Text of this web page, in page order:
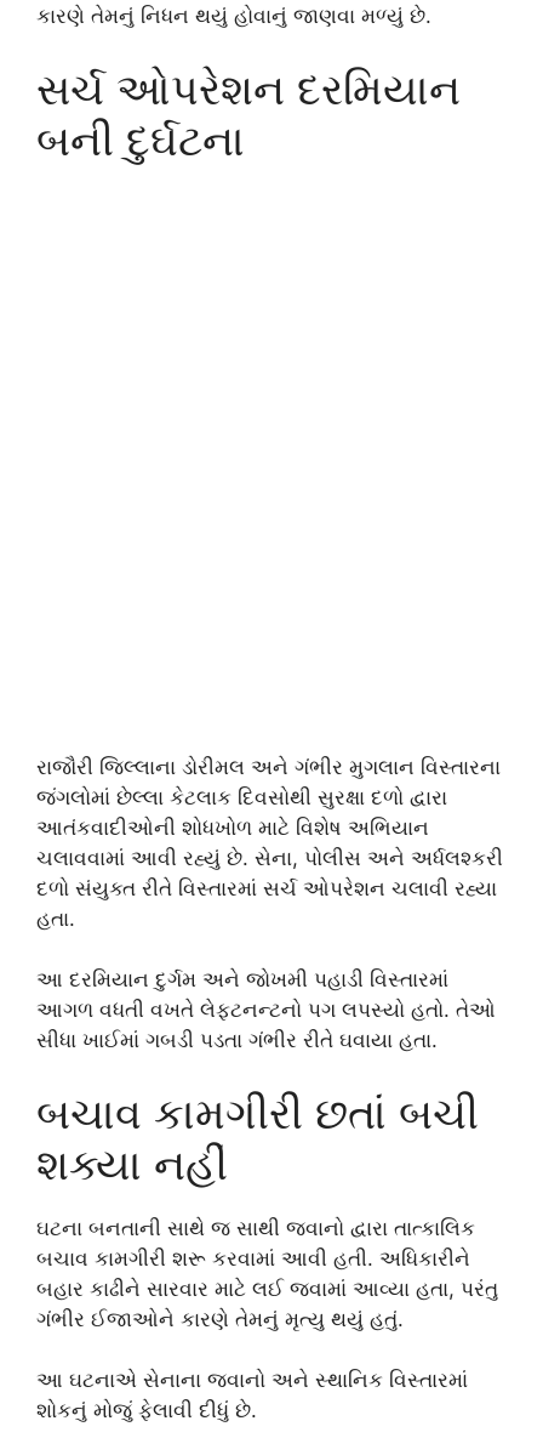
કારણે તેમનું નિધન થયું હોવાનું જાણવા મળ્યું છે.
સર્ચ ઓપરેશન દરમિયાન
બની દુર્ઘટના
રાજૌરી જિલ્લાના ડોરીમલ અને ગંભીર મુગલાન વિસ્તારના
જંગલોમાં છેલ્લા કેટલાક દિવસોથી સુરક્ષા દળો દ્વારા
આતંકવાદીઓની શોધખોળ માટે વિશેષ અભિયાન
ચલાવવામાં આવી રહ્યું છે. સેના, પોલીસ અને અર્ધલશ્કરી
દળો સંયુક્ત રીતે વિસ્તારમાં સર્ચ ઓપરેશન ચલાવી રહ્યા
હતા.
આ દરમિયાન દુર્ગમ અને જોખમી પહાડી વિસ્તારમાં
આગળ વધતી વખતે લેફ્ટનન્ટનો પગ લપસ્યો હતો. તેઓ
સીધા ખાઈમાં ગબડી પડતા ગંભીર રીતે ઘવાયા હતા.
બચાવ કામગીરી છતાં બચી
શક્યા નહીં
ઘટના બનતાની સાથે જ સાથી જવાનો દ્વારા તાત્કાલિક
બચાવ કામગીરી શરૂ કરવામાં આવી હતી. અધિકારીને
બહાર કાઢીને સારવાર માટે લઈ જવામાં આવ્યા હતા, પરંતુ
ગંભીર ઈજાઓને કારણે તેમનું મૃત્યુ થયું હતું.
આ ઘટનાએ સેનાના જવાનો અને સ્થાનિક વિસ્તારમાં
શોકનું મોજું ફેલાવી દીધું છે.